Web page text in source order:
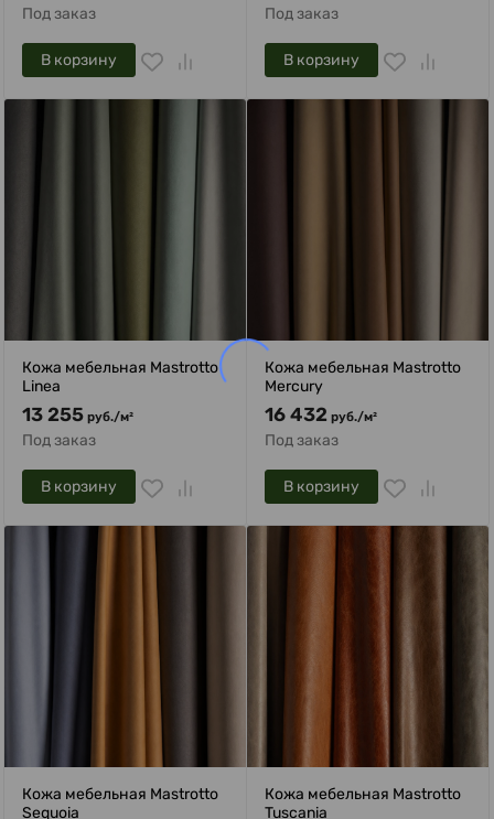
Под заказ
В корзину
Под заказ
В корзину
Кожа мебельная Mastrotto
Linea
13 255 руб./м²
Под заказ
В корзину
Кожа мебельная Mastrotto
Mercury
16 432 руб./м²
Под заказ
В корзину
Кожа мебельная Mastrotto
Sequoia
Кожа мебельная Mastrotto
Tuscania